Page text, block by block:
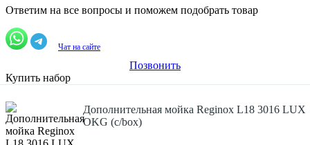
Ответим на все вопросы и поможем подобрать товар
Чат на сайте
Позвонить
Купить набор
Дополнительная мойка Reginox L18 3016 LUX
OKG (c/box)